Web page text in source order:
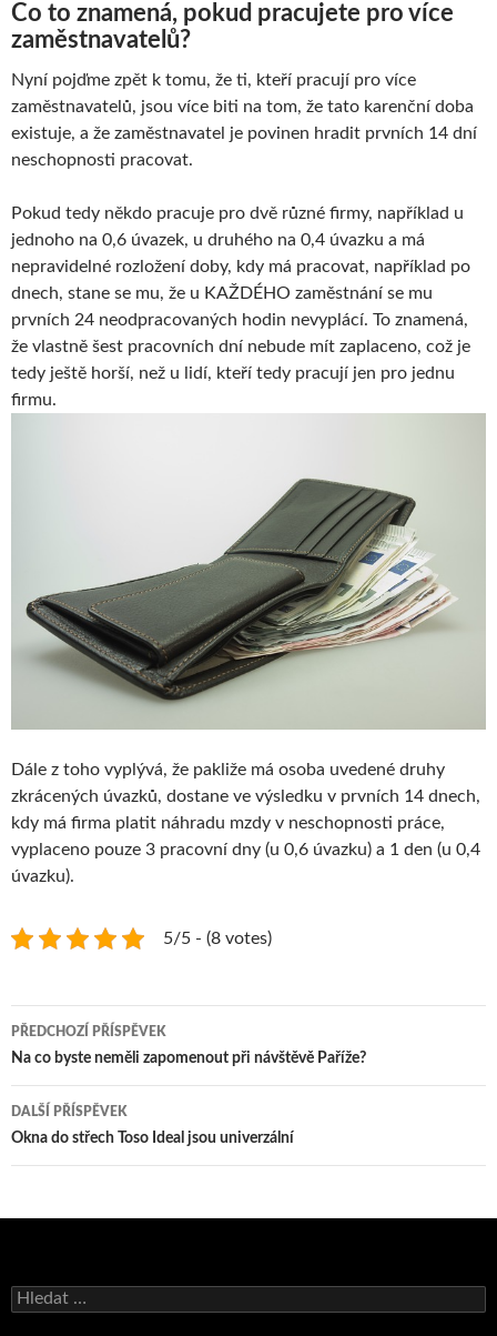
Co to znamená, pokud pracujete pro více
zaměstnavatelů?
Nyní pojďme zpět k tomu, že ti, kteří pracují pro více
zaměstnavatelů, jsou více biti na tom, že tato karenční doba
existuje, a že zaměstnavatel je povinen hradit prvních 14 dní
neschopnosti pracovat.
Pokud tedy někdo pracuje pro dvě různé firmy, například u
jednoho na 0,6 úvazek, u druhého na 0,4 úvazku a má
nepravidelné rozložení doby, kdy má pracovat, například po
dnech, stane se mu, že u KAŽDÉHO zaměstnání se mu
prvních 24 neodpracovaných hodin nevyplácí. To znamená,
že vlastně šest pracovních dní nebude mít zaplaceno, což je
tedy ještě horší, než u lidí, kteří tedy pracují jen pro jednu
firmu.
Dále z toho vyplývá, že pakliže má osoba uvedené druhy
zkrácených úvazků, dostane ve výsledku v prvních 14 dnech,
kdy má firma platit náhradu mzdy v neschopnosti práce,
vyplaceno pouze 3 pracovní dny (u 0,6 úvazku) a 1 den (u 0,4
úvazku).
5/5 - (8 votes)
Navigace
pro
příspěvky
PŘEDCHOZÍ PŘÍSPĚVEK
Na co byste neměli zapomenout při návštěvě Paříže?
DALŠÍ PŘÍSPĚVEK
Okna do střech Toso Ideal jsou univerzální
Vyhledávání